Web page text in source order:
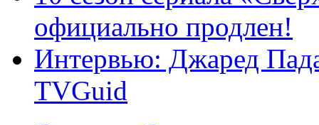
официально продлен!
Интервью: Джаред
TVGuid